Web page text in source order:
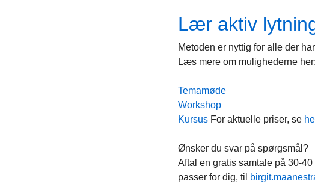
Lær aktiv
Metoden er nyttig for alle der
Læs mere om mulighederne her:
Temamøde
Workshop
KursusFor aktuelle priser, se
Ønsker du svar på spørgsmål?
Aftal en gratis samtale på 30-
passer for dig, til